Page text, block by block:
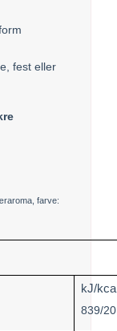
fest eller
farve:
kJ/
839/